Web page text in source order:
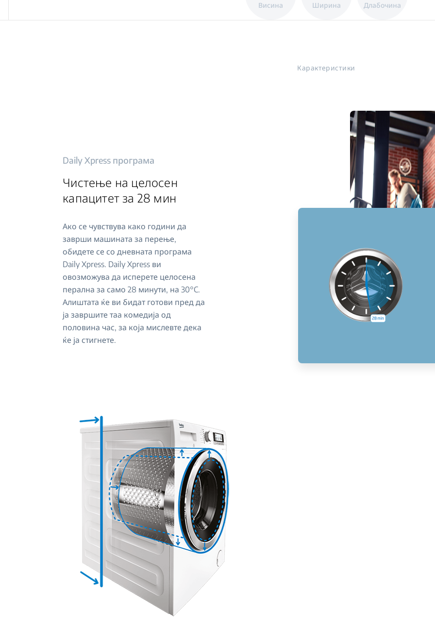
Висина Ширина Длабочина
Карактеристики
Daily Xpress програма
Чистење на целосен
капацитет за 28 мин
Ако се чувствува како години да
заврши машината за перење,
обидете се со дневната програма
Daily Xpress. Daily Xpress ви
овозможува да исперете целосена
перална за само 28 минути, на 30°C.
Алиштата ќе ви бидат готови пред да
ја завршите таа комедија од
половина час, за која мислевте дека
ќе ја стигнете.